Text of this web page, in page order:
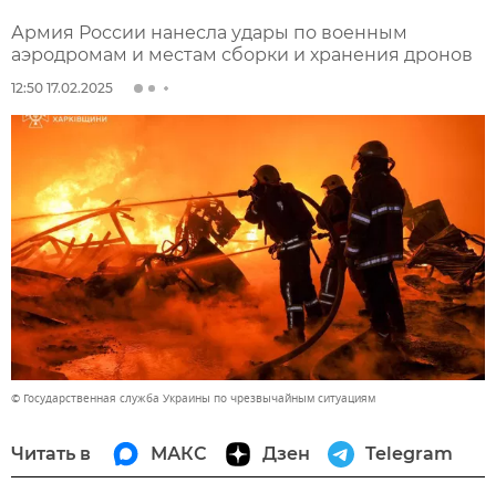
Армия России нанесла удары по военным
аэродромам и местам сборки и хранения дронов
12:50 17.02.2025
© Государственная служба Украины по чрезвычайным ситуациям
Читать в МАКС Дзен Telegram